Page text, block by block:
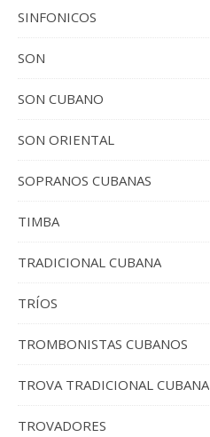
SINFONICOS
SON
SON CUBANO
SON ORIENTAL
SOPRANOS CUBANAS
TIMBA
TRADICIONAL CUBANA
TRÍOS
TROMBONISTAS CUBANOS
TROVA TRADICIONAL CUBANA
TROVADORES